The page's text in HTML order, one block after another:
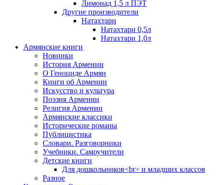
Лимонад 1,5 л ПЭТ
Другие производители
Натахтари
Натахтари 0,5л
Натахтари 1,0л
Армянские книги
Новинки
История Армении
О Геноциде Армян
Книги об Армении
Иcкусство и культура
Поэзия Армении
Религия Армении
Армянские классики
Исторические романы
Публицистика
Словари. Разговорники
Учебники. Самоучители
Детские книги
Для дошкольников<br> и младших классов
Разное